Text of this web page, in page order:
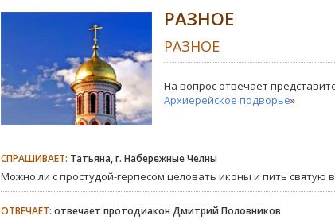
РАЗНОЕ
РАЗНОЕ
На вопрос отвечает
Архиерейское подворье»
СПРАШИВАЕТ: Татьяна, г. Набережные Челны
Можно ли с простудой-герпесом целовать иконы и пить святую
ОТВЕЧАЕТ: отвечает протодиакон Дмитрий Половников